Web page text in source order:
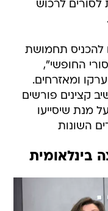
לרכוש
להכניס תחמושת
החופשי",
ומאזרחים.
קצינים פורשים
מנת שיסייעו
השונות
בינלאומית